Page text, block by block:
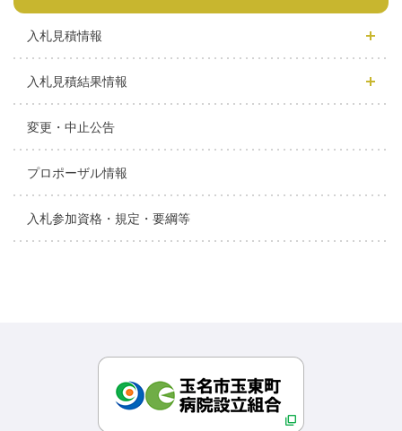
入札見積情報
入札見積結果情報
変更・中止公告
プロポーザル情報
入札参加資格・規定・要綱等